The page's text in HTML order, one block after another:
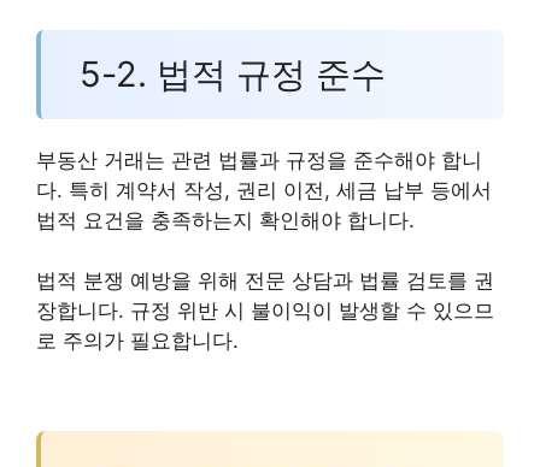
5-2. 법적 규정 준수
부동산 거래는 관련 법률과 규정을 준수해야 합니
다. 특히 계약서 작성, 권리 이전, 세금 납부 등에서
법적 요건을 충족하는지 확인해야 합니다.
법적 분쟁 예방을 위해 전문 상담과 법률 검토를 권
장합니다. 규정 위반 시 불이익이 발생할 수 있으므
로 주의가 필요합니다.